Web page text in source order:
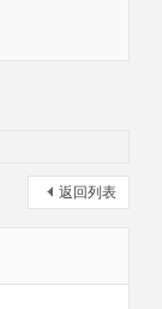
返回列表